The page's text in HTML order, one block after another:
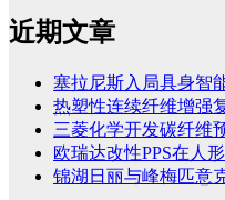
近期文章
塞拉尼斯入局具身智
热塑性连续纤维增强
三菱化学开发碳纤维
欧瑞达改性PPS在人
锦湖日丽与峰梅匹意